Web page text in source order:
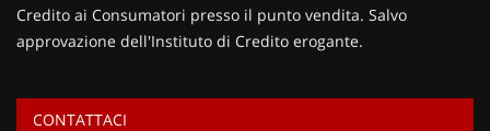
Credito ai Consumatori presso il punto vendita. Salvo
approvazione dell'Instituto di Credito erogante.
CONTATTACI